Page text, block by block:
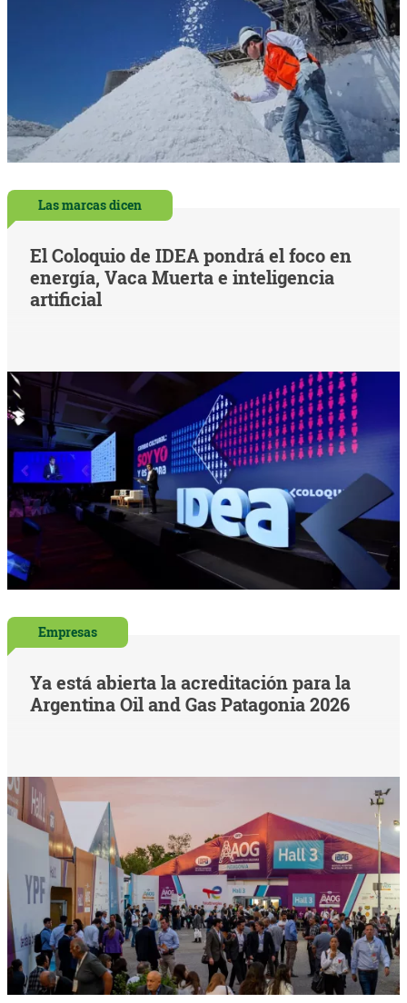
Las marcas dicen
El Coloquio de IDEA pondrá el foco en
energía, Vaca Muerta e inteligencia
artificial
Empresas
Ya está abierta la acreditación para la
Argentina Oil and Gas Patagonia 2026